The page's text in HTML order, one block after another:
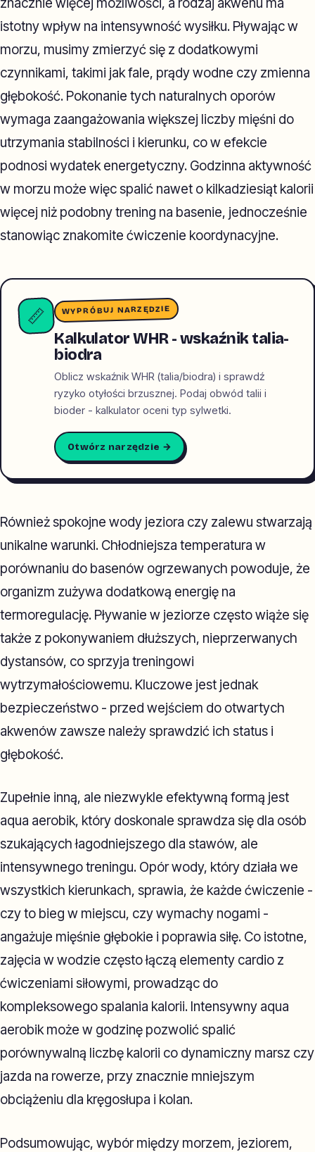
znacznie więcej możliwości, a rodzaj akwenu ma
istotny wpływ na intensywność wysiłku. Pływając w
morzu, musimy zmierzyć się z dodatkowymi
czynnikami, takimi jak fale, prądy wodne czy zmienna
głębokość. Pokonanie tych naturalnych oporów
wymaga zaangażowania większej liczby mięśni do
utrzymania stabilności i kierunku, co w efekcie
podnosi wydatek energetyczny. Godzinna aktywność
w morzu może więc spalić nawet o kilkadziesiąt kalorii
więcej niż podobny trening na basenie, jednocześnie
stanowiąc znakomite ćwiczenie koordynacyjne.
📏 WYPRÓBUJ NARZĘDZIE
Kalkulator WHR - wskaźnik talia-
biodra
Oblicz wskaźnik WHR (talia/biodra) i sprawdź
ryzyko otyłości brzusznej. Podaj obwód talii i
bioder - kalkulator oceni typ sylwetki.
Otwórz narzędzie →
Również spokojne wody jeziora czy zalewu stwarzają
unikalne warunki. Chłodniejsza temperatura w
porównaniu do basenów ogrzewanych powoduje, że
organizm zużywa dodatkową energię na
termoregulację. Pływanie w jeziorze często wiąże się
także z pokonywaniem dłuższych, nieprzerwanych
dystansów, co sprzyja treningowi
wytrzymałościowemu. Kluczowe jest jednak
bezpieczeństwo - przed wejściem do otwartych
akwenów zawsze należy sprawdzić ich status i
głębokość.
Zupełnie inną, ale niezwykle efektywną formą jest
aqua aerobik, który doskonale sprawdza się dla osób
szukających łagodniejszego dla stawów, ale
intensywnego treningu. Opór wody, który działa we
wszystkich kierunkach, sprawia, że każde ćwiczenie -
czy to bieg w miejscu, czy wymachy nogami -
angażuje mięśnie głębokie i poprawia siłę. Co istotne,
zajęcia w wodzie często łączą elementy cardio z
ćwiczeniami siłowymi, prowadząc do
kompleksowego spalania kalorii. Intensywny aqua
aerobik może w godzinę pozwolić spalić
porównywalną liczbę kalorii co dynamiczny marsz czy
jazda na rowerze, przy znacznie mniejszym
obciążeniu dla kręgosłupa i kolan.
Podsumowując, wybór między morzem, jeziorem,